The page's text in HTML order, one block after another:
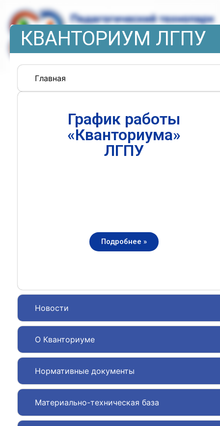
КВАНТОРИУМ ЛГПУ
Главная
Новости
О Кванториуме
Нормативные документы
Материально-техническая база
График работы
«Кванториума»
ЛГПУ
Подробнее »